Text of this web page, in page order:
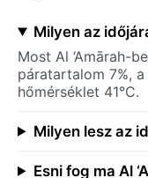
Milyen az
Most Al ‘Amārah-
páratartalom 7%,
hőmérséklet 41°C.
Milyen lesz az
Esni fog ma Al